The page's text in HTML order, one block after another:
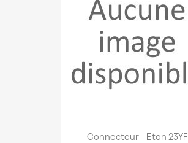
Connecteur - Eton 23YF